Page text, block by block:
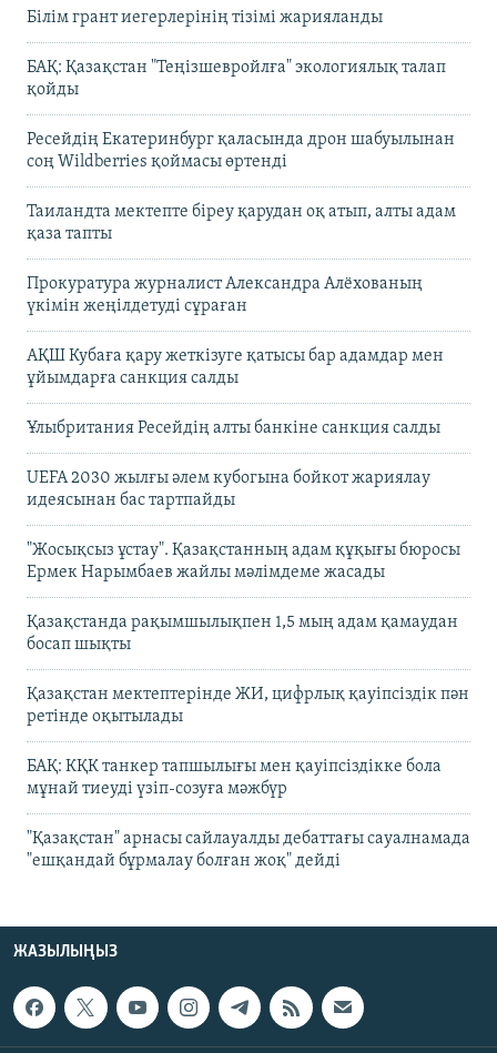
Білім грант иегерлерінің тізімі жарияланды
БАҚ: Қазақстан "Теңізшевройлға" экологиялық талап
қойды
Ресейдің Екатеринбург қаласында дрон шабуылынан
соң Wildberries қоймасы өртенді
Таиландта мектепте біреу қарудан оқ атып, алты адам
қаза тапты
Прокуратура журналист Александра Алёхованың
үкімін жеңілдетуді сұраған
АҚШ Кубаға қару жеткізуге қатысы бар адамдар мен
ұйымдарға санкция салды
Ұлыбритания Ресейдің алты банкіне санкция салды
UEFA 2030 жылғы әлем кубогына бойкот жариялау
идеясынан бас тартпайды
"Жосықсыз ұстау". Қазақстанның адам құқығы бюросы
Ермек Нарымбаев жайлы мәлімдеме жасады
Қазақстанда рақымшылықпен 1,5 мың адам қамаудан
босап шықты
Қазақстан мектептерінде ЖИ, цифрлық қауіпсіздік пән
ретінде оқытылады
БАҚ: КҚК танкер тапшылығы мен қауіпсіздікке бола
мұнай тиеуді үзіп-созуға мәжбүр
"Қазақстан" арнасы сайлауалды дебаттағы сауалнамада
"ешқандай бұрмалау болған жоқ" дейді
ЖАЗЫЛЫҢЫЗ